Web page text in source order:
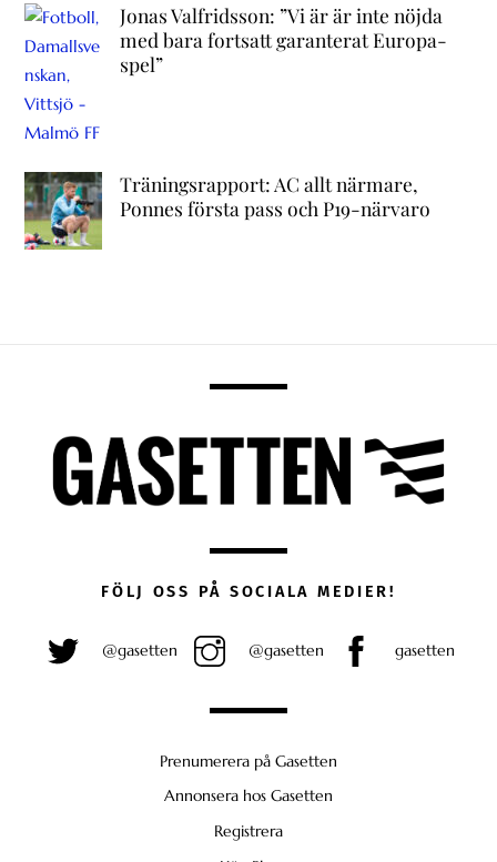
Jonas Valfridsson: ”Vi är är inte nöjda
med bara fortsatt garanterat Europa-
spel”
Träningsrapport: AC allt närmare,
Ponnes första pass och P19-närvaro
FÖLJ OSS PÅ SOCIALA MEDIER!
@gasetten @gasetten gasetten
Prenumerera på Gasetten
Annonsera hos Gasetten
Registrera